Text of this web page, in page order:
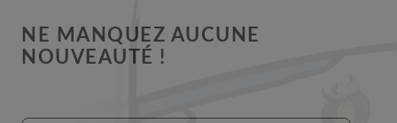
NE MANQUEZ AUCUNE
NOUVEAUTÉ !